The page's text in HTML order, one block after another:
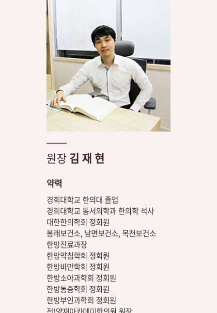
원장 김 재 현
약력
경희대학교 한의대 졸업
경희대학교 동서의학과 한의학 석사
대한한의학회 정회원
봉래보건소, 남면보건소, 목천보건소
한방진료과장
한방약침학회 정회원
한방비만학회 정회원
한방소아과학회 정회원
한방통증학회 정회원
한방부인과학회 정회원